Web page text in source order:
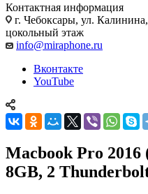
Контактная информация
г. Чебоксары, ул.
цокольный этаж
info@miraphone.ru
Вконтакте
YouTube
Macbook Pro
8GB, 2